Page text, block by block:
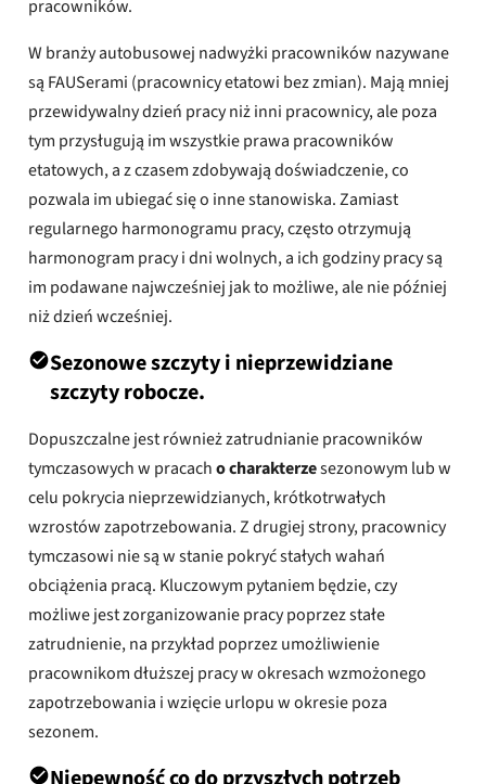
pracowników.
W branży autobusowej nadwyżki pracowników nazywane
są FAUSerami (pracownicy etatowi bez zmian). Mają mniej
przewidywalny dzień pracy niż inni pracownicy, ale poza
tym przysługują im wszystkie prawa pracowników
etatowych, a z czasem zdobywają doświadczenie, co
pozwala im ubiegać się o inne stanowiska. Zamiast
regularnego harmonogramu pracy, często otrzymują
harmonogram pracy i dni wolnych, a ich godziny pracy są
im podawane najwcześniej jak to możliwe, ale nie później
niż dzień wcześniej.
Sezonowe szczyty i nieprzewidziane
szczyty robocze.
Dopuszczalne jest również zatrudnianie pracowników
tymczasowych w pracacho charakterzesezonowym lub w
celu pokrycia nieprzewidzianych, krótkotrwałych
wzrostów zapotrzebowania. Z drugiej strony, pracownicy
tymczasowi nie są w stanie pokryć stałych wahań
obciążenia pracą. Kluczowym pytaniem będzie, czy
możliwe jest zorganizowanie pracy poprzez stałe
zatrudnienie, na przykład poprzez umożliwienie
pracownikom dłuższej pracy w okresach wzmożonego
zapotrzebowania i wzięcie urlopu w okresie poza
sezonem.